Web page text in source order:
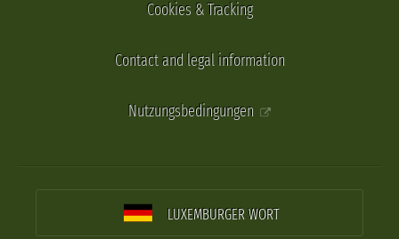
Cookies & Tracking
Contact and legal information
Nutzungsbedingungen
LUXEMBURGER WORT